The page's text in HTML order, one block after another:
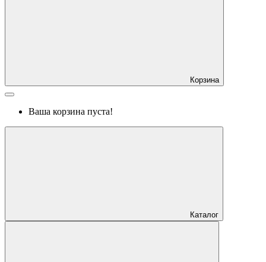
Корзина
Ваша корзина пуста!
Каталог